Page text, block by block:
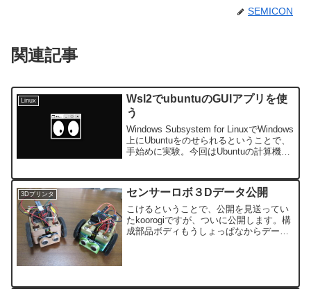
SEMICON
関連記事
Linux
Wsl2でubuntuのGUIアプリを使
う
Windows Subsystem for LinuxでWindows
上にUbuntuをのせられるということで、
手始めに実験。今回はUbuntuの計算機や
回にします。
3Dプリンタ センサーロボ３Dデータ公開
こけるということで、公開を見送ってい
たkoorogiですが、ついに公開します。構
成部品ボディもうしょっぱなからデータ